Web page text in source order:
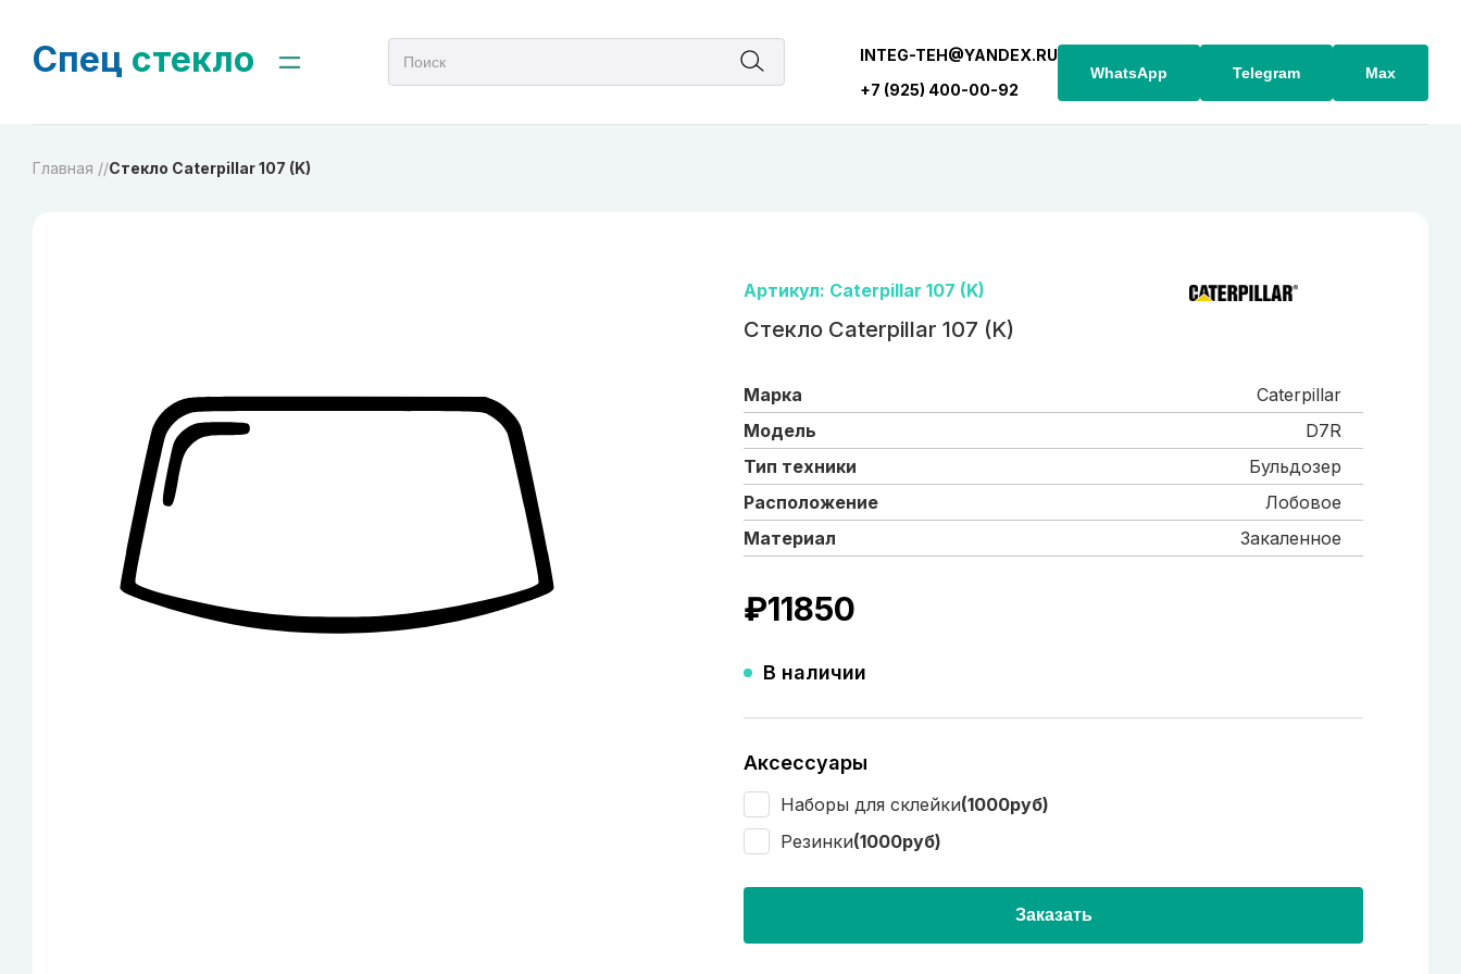
Спец стекло
INTEG-TEH@YANDEX.RU
+7 (925) 400-00-92
WhatsApp Telegram Max
Главная //Стекло Caterpillar 107 (K)
Артикул: Caterpillar 107 (K)
Стекло Caterpillar 107 (K)
Марка
Caterpillar
Модель
D7R
Тип техники
Бульдозер
Расположение
Лобовое
Материал
Закаленное
₽11850
В наличии
Аксессуары
Наборы для склейки(1000руб)
Резинки(1000руб)
Заказать